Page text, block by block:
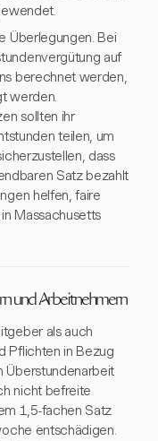
Überlegungen. Bei
auf
berechnet werden,
werden.
sollten ihr
teilen, um
dass
Satz bezahlt
helfen, faire
Massachusetts
und Arbeitnehmern
als auch
Pflichten in Bezug
Überstundenarbeit
nicht befreite
1,5-fachen Satz
entschädigen.